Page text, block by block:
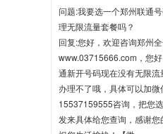
问题:我要选一个郑州联通
理无限流量套餐吗？
回复:您好，欢迎咨询郑州
www.03715666.com，您
通新开号码现在没有无限流
办理不了哦，具体可以加微
15537159555咨询，把您
发来具体给您查询，感谢您